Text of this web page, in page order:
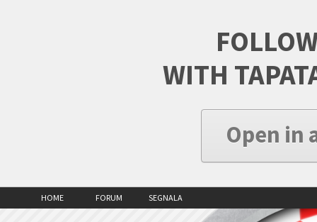
WITH
Open in
HOME FORUM SEGNALA